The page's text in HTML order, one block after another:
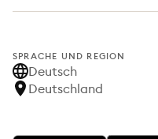
SPRACHE UND REGION
Deutsch
Deutschland